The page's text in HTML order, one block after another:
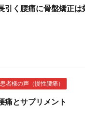
引く腰痛に骨盤矯正は
患者様の声（慢性腰痛）
痛とサプリメント